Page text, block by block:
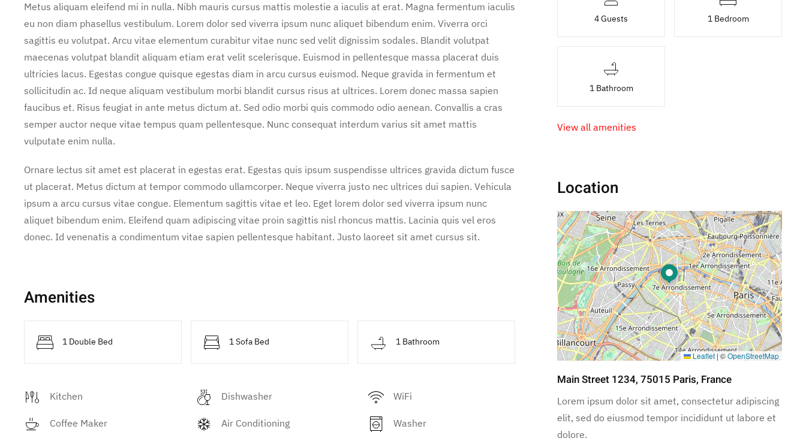
Metus aliquam eleifend mi in nulla. Nibh mauris cursus mattis molestie a iaculis at erat. Magna fermentum iaculis
eu non diam phasellus vestibulum. Lorem dolor sed viverra ipsum nunc aliquet bibendum enim. Viverra orci
sagittis eu volutpat. Arcu vitae elementum curabitur vitae nunc sed velit dignissim sodales. Blandit volutpat
maecenas volutpat blandit aliquam etiam erat velit scelerisque. Euismod in pellentesque massa placerat duis
ultricies lacus. Egestas congue quisque egestas diam in arcu cursus euismod. Neque gravida in fermentum et
sollicitudin ac. Id neque aliquam vestibulum morbi blandit cursus risus at ultrices. Lorem donec massa sapien
faucibus et. Risus feugiat in ante metus dictum at. Sed odio morbi quis commodo odio aenean. Convallis a cras
semper auctor neque vitae tempus quam pellentesque. Nunc consequat interdum varius sit amet mattis
vulputate enim nulla.
Ornare lectus sit amet est placerat in egestas erat. Egestas quis ipsum suspendisse ultrices gravida dictum fusce
ut placerat. Metus dictum at tempor commodo ullamcorper. Neque viverra justo nec ultrices dui sapien. Vehicula
ipsum a arcu cursus vitae congue. Elementum sagittis vitae et leo. Eget lorem dolor sed viverra ipsum nunc
aliquet bibendum enim. Eleifend quam adipiscing vitae proin sagittis nisl rhoncus mattis. Lacinia quis vel eros
donec. Id venenatis a condimentum vitae sapien pellentesque habitant. Justo laoreet sit amet cursus sit.
Amenities
1 Double Bed 1 Sofa Bed 1 Bathroom
Kitchen Dishwasher WiFi
Coffee Maker Air Conditioning Washer
4 Guests 1 Bedroom
1 Bathroom
View all amenities
Location
Leaflet |©OpenStreetMap
Main Street 1234, 75015 Paris, France
Lorem ipsum dolor sit amet, consectetur adipiscing
elit, sed do eiusmod tempor incididunt ut labore et
dolore.